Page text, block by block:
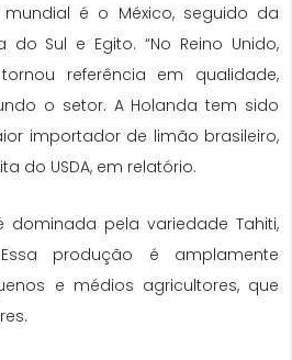
é o México, seguido da
do Sul e Egito. “No Reino Unido,
referência em qualidade,
o setor. A Holanda tem sido
importador de limão brasileiro,
do USDA, em relatório.
dominada pela variedade Tahiti,
produção é amplamente
e médios agricultores, que